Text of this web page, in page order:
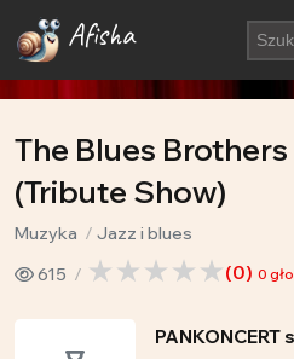
Afisha
The Blues
(Tribute Show)
Muzyka
Jazz i blues
615
(0) 0
PANKONCERT